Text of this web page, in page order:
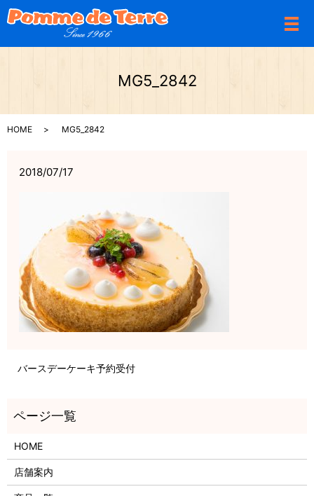
メ
MG5_2842
HOME MG5_2842
2018/07/17
バースデーケーキ予約受付
HOME
店舗案内